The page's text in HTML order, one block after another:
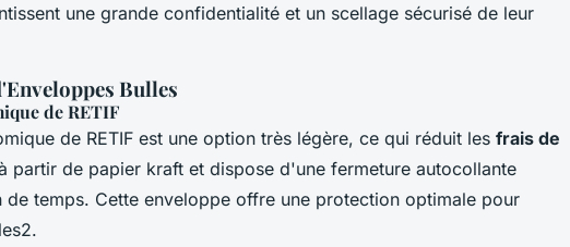
une grande confidentialité et un scellage sécurisé de leur
Bulles
de RETIF
de RETIF est une option très légère, ce qui réduit les frais de
partir de papier kraft et dispose d'une fermeture autocollante
de temps. Cette enveloppe offre une protection optimale pour